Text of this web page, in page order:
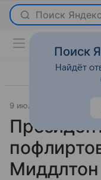
Поиск
9 июля 2025
Миддлтон
Поиск
Найдёт